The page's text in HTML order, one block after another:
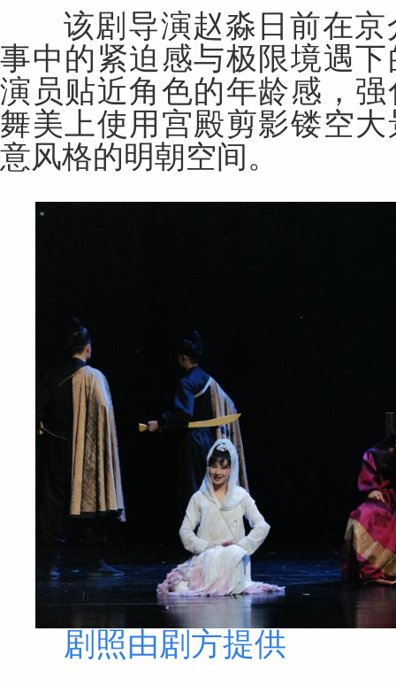
该剧导演赵淼日前在京
事中的紧迫感与极限境遇
演员贴近角色的年龄感，
舞美上使用宫殿剪影镂空
意风格的明朝空间。
剧照由剧方提供